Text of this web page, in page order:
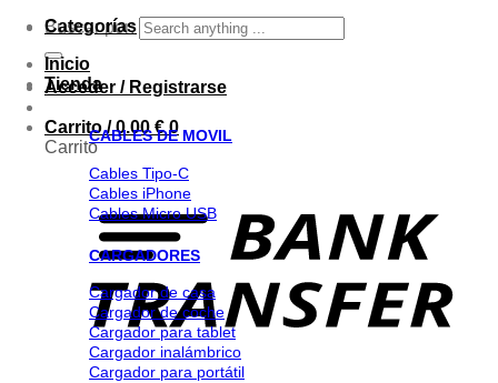
Buscar por:
Acceder / Registrarse
Carrito /0.00€ 0
Carrito
Categorías
Inicio
Tienda
CABLES DE MOVIL
Cables Tipo-C
Cables iPhone
Cables Micro USB
CARGADORES
Cargador de casa
Cargador de coche
Cargador para tablet
Cargador inalámbrico
Cargador para portátil